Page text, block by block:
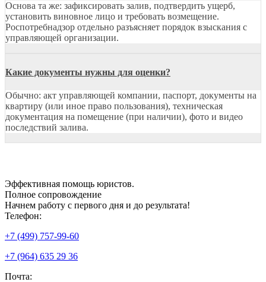
Основа та же: зафиксировать залив, подтвердить ущерб,
установить виновное лицо и требовать возмещение.
Роспотребнадзор отдельно разъясняет порядок взыскания с
управляющей организации.
Какие документы нужны для оценки?
Обычно: акт управляющей компании, паспорт, документы на
квартиру (или иное право пользования), техническая
документация на помещение (при наличии), фото и видео
последствий залива.
Эффективная помощь юристов.
Полное сопровождение
Начнем работу с первого дня и до результата!
Телефон:
+7 (499) 757-99-60
+7 (964) 635 29 36
Почта: